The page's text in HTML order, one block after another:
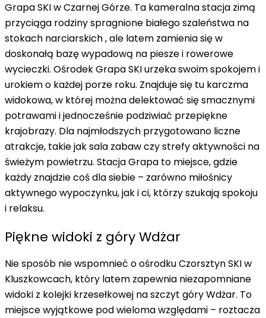
Grapa SKI w Czarnej Górze. Ta kameralna stacja zimą
przyciąga rodziny spragnione białego szaleństwa na
stokach narciarskich, ale latem zamienia się w
doskonałą bazę wypadową na piesze i rowerowe
wycieczki. Ośrodek Grapa SKI urzeka swoim spokojem i
urokiem o każdej porze roku. Znajduje się tu karczma
widokowa, w której można delektować się smacznymi
potrawami i jednocześnie podziwiać przepiękne
krajobrazy. Dla najmłodszych przygotowano liczne
atrakcje, takie jak sala zabaw czy strefy aktywności na
świeżym powietrzu. Stacja Grapa to miejsce, gdzie
każdy znajdzie coś dla siebie – zarówno miłośnicy
aktywnego wypoczynku, jak i ci, którzy szukają spokoju
i relaksu.
Piękne widoki z góry Wdżar
Nie sposób nie wspomnieć o ośrodku Czorsztyn SKI w
Kluszkowcach, który latem zapewnia niezapomniane
widoki z kolejki krzesełkowej na szczyt góry Wdżar. To
miejsce wyjątkowe pod wieloma względami – roztacza